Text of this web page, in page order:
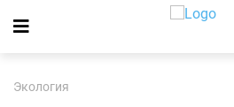
Экология